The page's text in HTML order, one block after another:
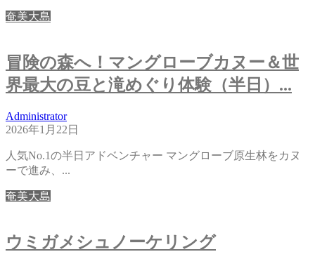
奄美大島
冒険の森へ！マングローブカヌー＆世
界最大の豆と滝めぐり体験（半日）...
Administrator
2026年1月22日
人気No.1の半日アドベンチャー マングローブ原生林をカヌ
ーで進み、...
奄美大島
ウミガメシュノーケリング